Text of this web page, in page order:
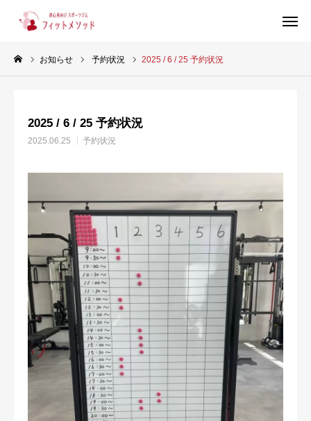
お知らせ 予約状況 2025 / 6 / 25 予約状況
2025 / 6 / 25 予約状況
2025.06.25 予約状況
当ジムについて
お客様の声
ブログ
店舗情報
お問い合わせ・ご予約
会則等
お知らせ